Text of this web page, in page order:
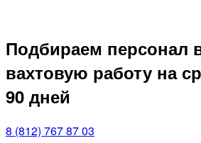
Подбираем персонал
вахтовую работу на
90 дней
8 (812) 767 87 03